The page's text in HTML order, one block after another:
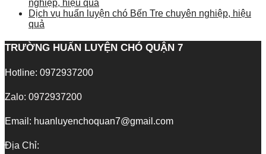
nghiệp, hiệu quả
Dịch vụ huấn luyện chó Bến Tre chuyên nghiệp, hiệu
quả
TRƯỜNG HUẤN LUYỆN CHÓ QUẬN 7
Hotline: 0972937200
Zalo: 0972937200
Email: huanluyenchoquan7@gmail.com
Địa Chỉ: